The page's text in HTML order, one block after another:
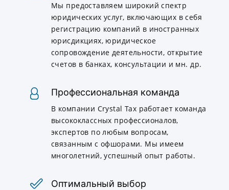
Мы предоставляем широкий спектр
юридических услуг, включающих в себя
регистрацию компаний в иностранных
юрисдикциях, юридическое
сопровождение деятельности, открытие
счетов в банках, консультации и мн. др.
Профессиональная команда
В компании Crystal Tax работает команда
высококлассных профессионалов,
экспертов по любым вопросам,
связанным с офшорами. Мы имеем
многолетний, успешный опыт работы.
Оптимальный выбор